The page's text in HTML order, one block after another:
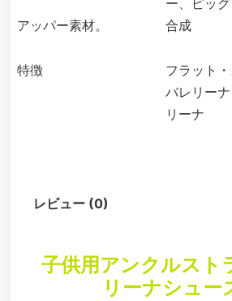
ー、ピッ
アッパー素材。
合成
特徴
フラット
バレリー
リーナ
レビュー (0)
子供用アンクルスト
リーナシュー